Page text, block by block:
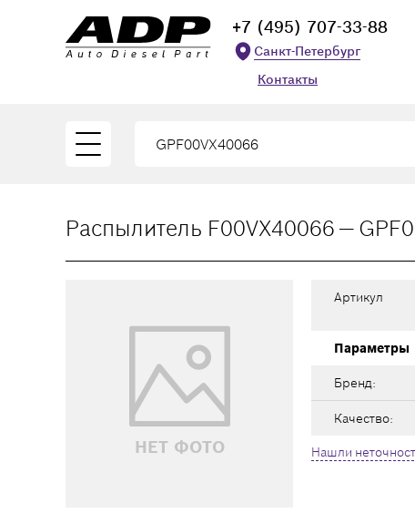
+7 (495) 707-33-88
Санкт-Петербург
Контакты
Распылитель F00VX40066 —
НЕТ ФОТО
Артикул
Параметры
Бренд:
Качество:
Нашли